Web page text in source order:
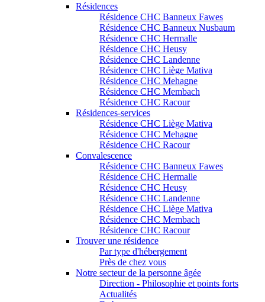
Résidences
Résidence CHC Banneux Fawes
Résidence CHC Banneux Nusbaum
Résidence CHC Hermalle
Résidence CHC Heusy
Résidence CHC Landenne
Résidence CHC Liège Mativa
Résidence CHC Mehagne
Résidence CHC Membach
Résidence CHC Racour
Résidences-services
Résidence CHC Liège Mativa
Résidence CHC Mehagne
Résidence CHC Racour
Convalescence
Résidence CHC Banneux Fawes
Résidence CHC Hermalle
Résidence CHC Heusy
Résidence CHC Landenne
Résidence CHC Liège Mativa
Résidence CHC Membach
Résidence CHC Racour
Trouver une résidence
Par type d'hébergement
Près de chez vous
Notre secteur de la personne âgée
Direction - Philosophie et points forts
Actualités